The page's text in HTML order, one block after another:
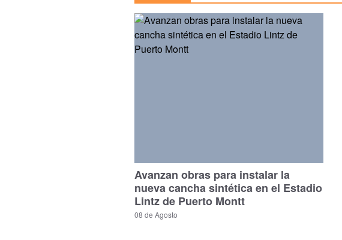
Avanzan obras para instalar la
nueva cancha sintética en el Estadio
Lintz de Puerto Montt
08 de Agosto